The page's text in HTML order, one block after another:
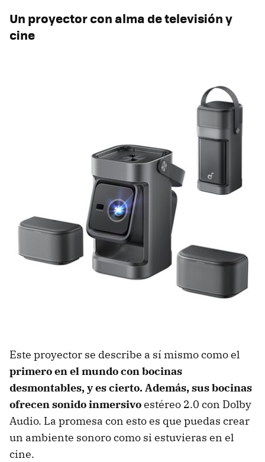
Un proyector con alma de televisión y
cine
Este proyector se describe a sí mismo como el
primero en el mundo con bocinas
desmontables, y es cierto. Además, sus bocinas
ofrecen sonido inmersivoestéreo 2.0 con Dolby
Audio. La promesa con esto es que puedas crear
un ambiente sonoro como si estuvieras en el
cine.